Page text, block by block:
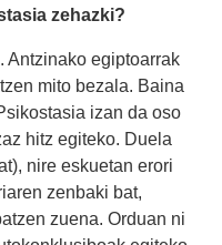
zehazki?
Antzinako egiptoarrak
mito bezala. Baina
izan da oso
hitz egiteko. Duela
nire eskuetan erori
zenbaki bat,
zuena. Orduan ni